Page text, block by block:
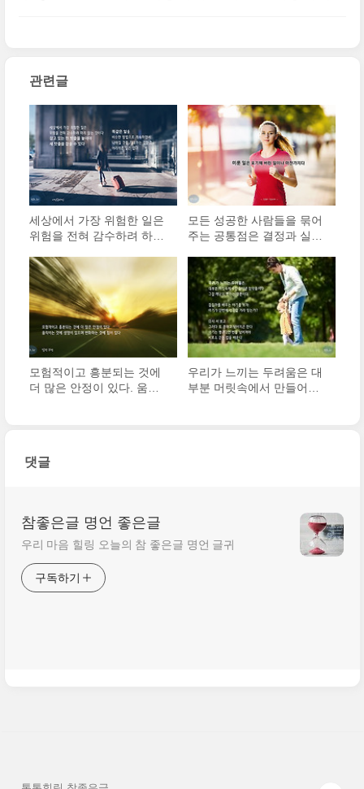
관련글
세상에서 가장 위험한 일은
위험을 전혀 감수하려 하지
밧줄을 놓아야 새 밧줄을 잡
을 수 있다.
모든 성공한 사람들을 묶어
주는 공통점은 결정과 실행
지하는 능력이다. 미룬 일은
포기해 버린 일이나 마찬가
지다.
모험적이고 흥분되는 것에
더 많은 안정이 있다. 움직
우리가 느끼는 두려움은 대
부분 머릿속에서 만들어낸
댓글
참좋은글 명언 좋은글
우리 마음 힐링 오늘의 참 좋은글 명언 글귀
구독하기